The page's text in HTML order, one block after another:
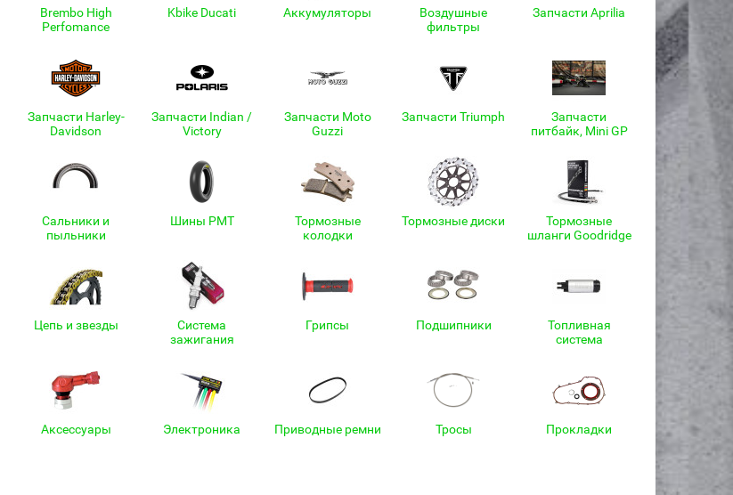
Brembo High
Perfomance
Kbike Ducati Аккумуляторы
Воздушные
фильтры
Запчасти Aprilia
Запчасти Harley-
Davidson
Запчасти Indian /
Victory
Запчасти Moto
Guzzi
Запчасти Triumph
Запчасти
питбайк, Mini GP
Сальники и
пыльники
Шины PMT
Тормозные
колодки
Тормозные диски
Тормозные
шланги Goodridge
Цепь и звезды
Система
зажигания
Грипсы Подшипники
Топливная
система
Аксессуары Электроника Приводные ремни Тросы Прокладки